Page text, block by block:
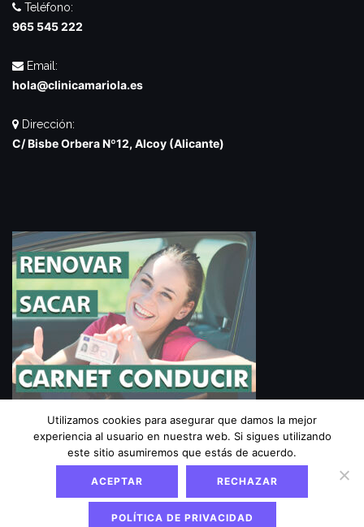
Teléfono:
965 545 222
Email:
hola@clinicamariola.es
Dirección:
C/ Bisbe Orbera Nº12, Alcoy (Alicante)
Aviso Legal|Política de privacidad| Política de
cookies
Utilizamos cookies para asegurar que damos la mejor
experiencia al usuario en nuestra web. Si sigues utilizando
este sitio asumiremos que estás de acuerdo.
ACEPTAR RECHAZAR
POLÍTICA DE PRIVACIDAD